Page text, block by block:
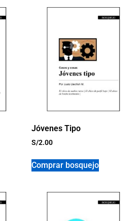
Jóvenes Tipo
S/2.00
Comprar bosquejo